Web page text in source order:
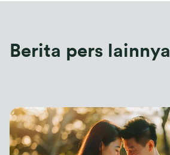
Berita pers lainnya